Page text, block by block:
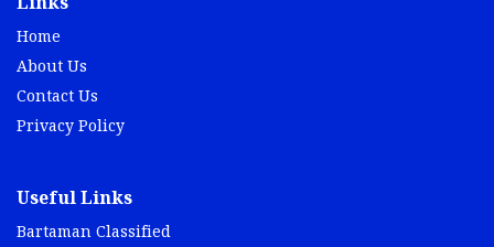
Home
About Us
Contact Us
Privacy Policy
Useful Links
Bartaman Classified